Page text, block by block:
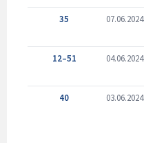
35 07.06.2024
12–51 04.06.2024
40 03.06.2024